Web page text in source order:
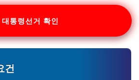
대통령선거 확인
건